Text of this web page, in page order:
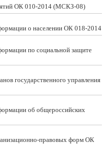
ОК 010-2014 (МСКЗ-08)
о населении ОК 018-2014
по социальной защите
государственного управления
об общероссийских
правовых форм ОК